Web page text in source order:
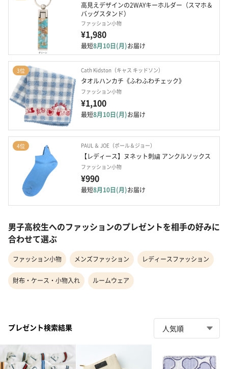
高見えデザインの2WAYキーホルダー（スマホ＆
バッグスタンド）
ファッション小物
¥1,980
最短8月10日(月)お届け
3位 Cath Kidston（キャス キッドソン）
タオルハンカチ《ふわふわチェック》
ファッション小物
¥1,100
最短8月10日(月)お届け
4位 PAUL ＆ JOE（ポール＆ジョー）
【レディース】ヌネット刺繍 アンクルソックス
ファッション小物
¥990
最短8月10日(月)お届け
男子高校生へのファッションのプレゼントを相手の好みに
合わせて選ぶ
ファッション小物 メンズファッション レディースファッション
財布・ケース・小物入れ ルームウェア
プレゼント検索結果